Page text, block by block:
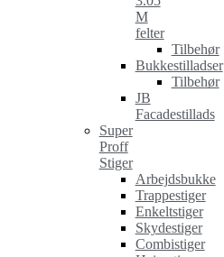
M
felter
Tilbehør
Bukkestilladser
Tilbehør
JB
Facadestillads
Super
Proff
Stiger
Arbejdsbukke
Trappestiger
Enkeltstiger
Skydestiger
Combistiger